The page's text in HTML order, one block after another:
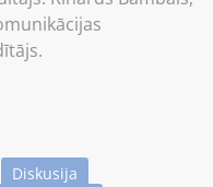
Diskusija